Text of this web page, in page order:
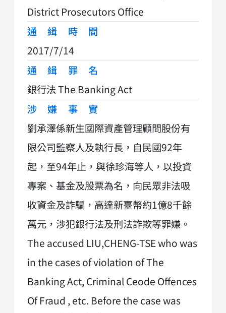
District Prosecutors Office
通緝時間
2017/7/14
通緝罪名
銀行法 The Banking Act
涉嫌事實
劉承澤係新生國際資產管理顧問股份有
限公司監察人及執行長，自民國92年
起，至94年止，與徐珍海等人，以投資
專案、基金及股票為名，向民眾非法吸
收資金及詐騙，高達新臺幣約1億8千餘
萬元，涉犯銀行法及刑法詐欺等罪嫌。
The accused LIU,CHENG-TSE who was
in the cases of violation of The
Banking Act, Criminal Ceode Offences
Of Fraud , etc. Before the case was